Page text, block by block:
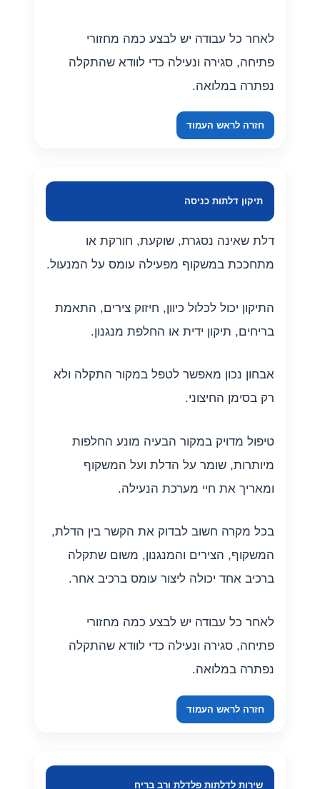
לאחר כל עבודה יש לבצע כמה מחזורי
פתיחה, סגירה ונעילה כדי לוודא שהתקלה
נפתרה במלואה.
חזרה לראש העמוד
תיקון דלתות כניסה
דלת שאינה נסגרת, שוקעת, חורקת או
מתחככת במשקוף מפעילה עומס על המנעול.
התיקון יכול לכלול כיוון, חיזוק צירים, התאמת
בריחים, תיקון ידית או החלפת מנגנון.
אבחון נכון מאפשר לטפל במקור התקלה ולא
רק בסימן החיצוני.
טיפול מדויק במקור הבעיה מונע החלפות
מיותרות, שומר על הדלת ועל המשקוף
ומאריך את חיי מערכת הנעילה.
בכל מקרה חשוב לבדוק את הקשר בין הדלת,
המשקוף, הצירים והמנגנון, משום שתקלה
ברכיב אחד יכולה ליצור עומס ברכיב אחר.
לאחר כל עבודה יש לבצע כמה מחזורי
פתיחה, סגירה ונעילה כדי לוודא שהתקלה
נפתרה במלואה.
חזרה לראש העמוד
שירות לדלתות פלדלת ורב בריח